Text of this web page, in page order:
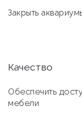
Закрыть
Качество
Обеспечить
мебели